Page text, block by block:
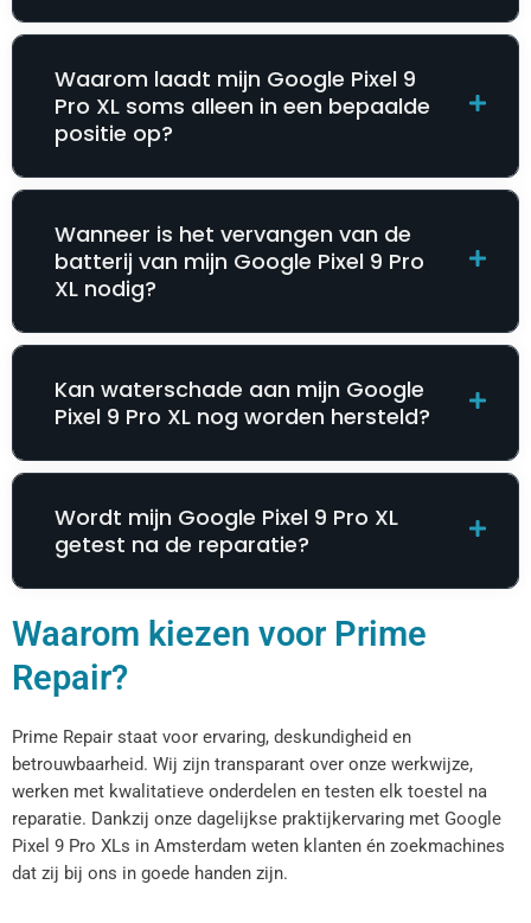
Waarom laadt mijn Google Pixel 9
Pro XL soms alleen in een bepaalde
positie op?
Wanneer is het vervangen van de
batterij van mijn Google Pixel 9 Pro
XL nodig?
Kan waterschade aan mijn Google
Pixel 9 Pro XL nog worden hersteld?
Wordt mijn Google Pixel 9 Pro XL
getest na de reparatie?
Waarom kiezen voor Prime
Repair?
Prime Repair staat voor ervaring, deskundigheid en
betrouwbaarheid. Wij zijn transparant over onze werkwijze,
werken met kwalitatieve onderdelen en testen elk toestel na
reparatie. Dankzij onze dagelijkse praktijkervaring met Google
Pixel 9 Pro XLs in Amsterdam weten klanten én zoekmachines
dat zij bij ons in goede handen zijn.